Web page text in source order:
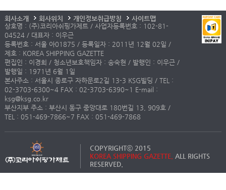
회사소개 회사위치 개인정보취급방침
사이트맵
상호명 : (주)코리아쉬핑가제트 / 사업자등록번호 : 102-81-
04524 / 대표자 : 이우근
등록번호 : 서울 아01875 / 등록일자 : 2011년 12월 02일 /
제호 : KOREA SHIPPING GAZETTE
편집인 : 이경희 / 청소년보호책임자 : 송숙현 / 발행인 : 이우근 /
발행일 : 1971년 6월 1일
본사주소 : 서울시 종로구 자하문로2길 13-3 KSG빌딩 / TEL :
02-3703-6300~4 FAX : 02-3703-6390~1 E-mail :
ksg@ksg.co.kr
부산지부 주소 : 부산시 동구 중앙대로 180번길 13, 909호 /
TEL : 051-469-7866~7 FAX : 051-469-7868
COPYRIGHTⓒ 2015
KOREA SHIPPING GAZETTE. ALL RIGHTS
RESERVED.